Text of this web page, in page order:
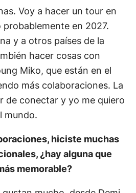
Voy a hacer un tour en
en 2027.
y a otros países de la
hacer cosas con
Miko, que están en el
más colaboraciones. La
de conectar y yo me quiero
mundo.
hiciste muchas
¿hay alguna que
memorable?